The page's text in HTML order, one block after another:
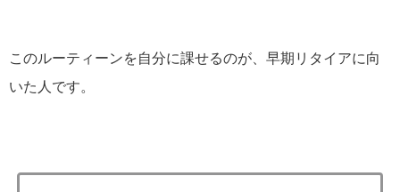
このルーティーンを自分に課せるのが、早期リタイアに向
いた人です。